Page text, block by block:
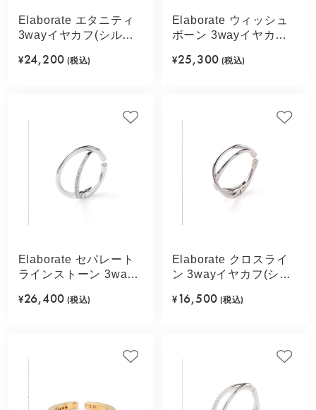
Elaborate エタニティ
3wayイヤカフ(シルバ
¥24,200 (税込)
Elaborate ウィッシュ
ボーン 3wayイヤカフ
ー)
¥25,300 (税込)
Elaborate セパレート
ラインストーン 3way
ー)
¥26,400 (税込)
Elaborate クロスライ
ン 3wayイヤカフ(シル
¥ 16,500 (税込)